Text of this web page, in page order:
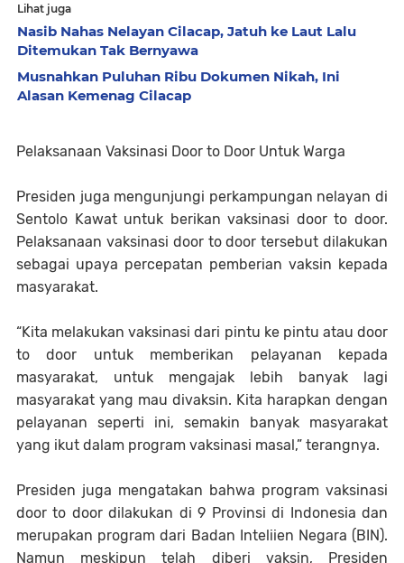
Lihat juga
Nasib Nahas Nelayan Cilacap, Jatuh ke Laut Lalu
Ditemukan Tak Bernyawa
Musnahkan Puluhan Ribu Dokumen Nikah, Ini
Alasan Kemenag Cilacap
Pelaksanaan Vaksinasi Door to Door Untuk Warga
Presiden juga mengunjungi perkampungan nelayan di
Sentolo Kawat untuk berikan vaksinasi door to door.
Pelaksanaan vaksinasi door to door tersebut dilakukan
sebagai upaya percepatan pemberian vaksin kepada
masyarakat.
“Kita melakukan vaksinasi dari pintu ke pintu atau door
to door untuk memberikan pelayanan kepada
masyarakat, untuk mengajak lebih banyak lagi
masyarakat yang mau divaksin. Kita harapkan dengan
pelayanan seperti ini, semakin banyak masyarakat
yang ikut dalam program vaksinasi masal,” terangnya.
Presiden juga mengatakan bahwa program vaksinasi
door to door dilakukan di 9 Provinsi di Indonesia dan
merupakan program dari Badan Inteliien Negara (BIN).
Namun meskipun telah diberi vaksin, Presiden